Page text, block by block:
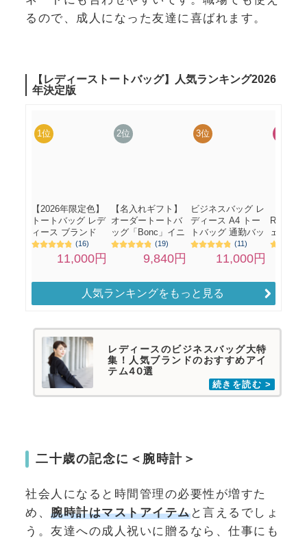
るので、成人になった友達に喜ばれます。
人気ランキングをもっと見る
レディースのビジネスバッグ大特
集！人気ブランドのおすすめアイ
テム40選
二十歳の記念に＜腕時計＞
社会人になると時間管理の必要性が増すた
め、 腕時計はマストアイテムと言えるでしょ
う。友達への成人祝いに贈るなら、仕事にも